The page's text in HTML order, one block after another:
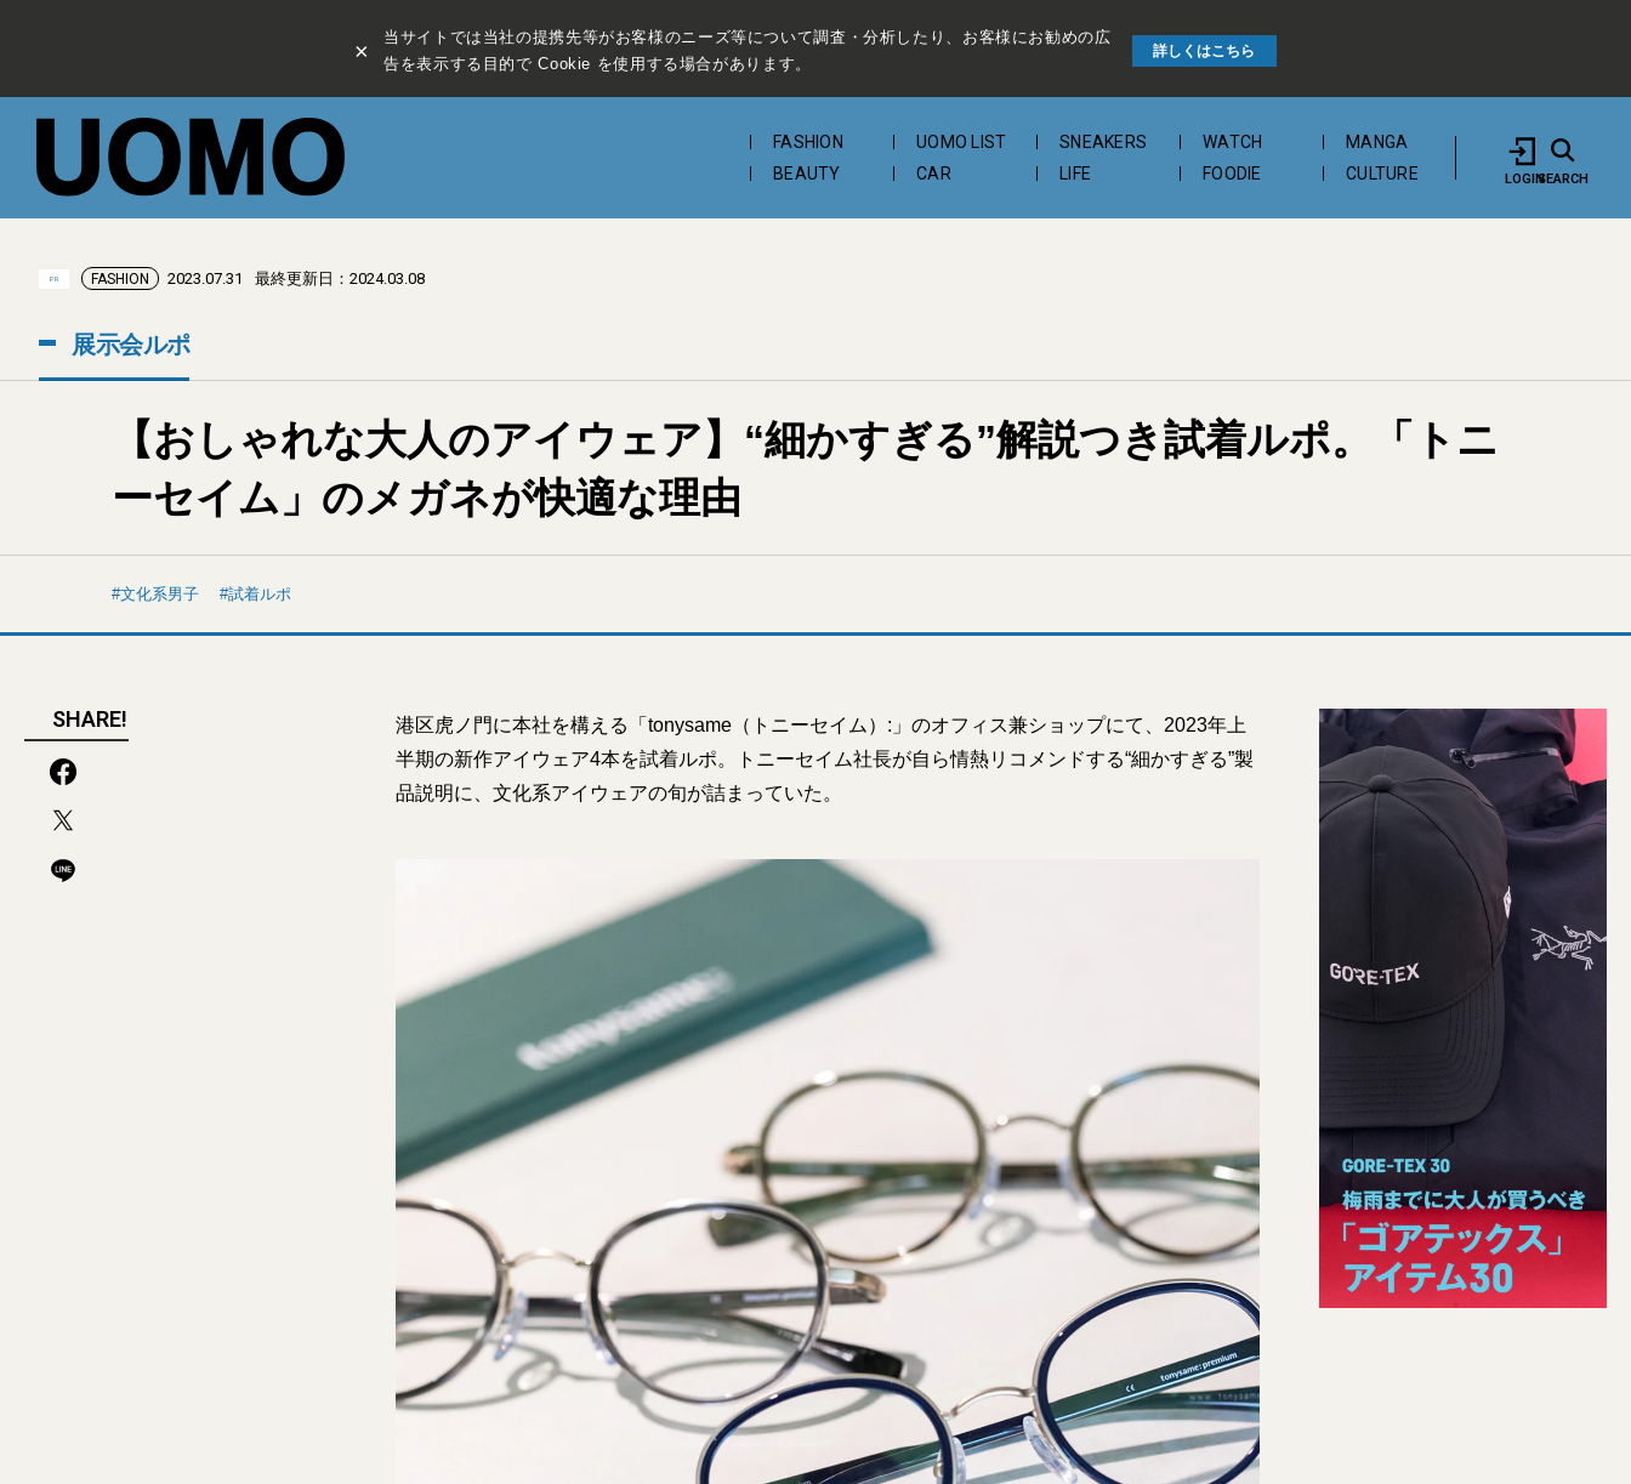
×
当サイトでは当社の提携先等がお客様のニーズ等について調査・分析したり、お客様にお勧めの広
告を表示する目的で Cookie を使用する場合があります。
詳しくはこちら
FASHION UOMO LIST SNEAKERS WATCH
MANGA
BEAUTY
CAR LIFE FOODIE CULTURE LOGINSEARCH
PR FASHION 2023.07.31 最終更新日：2024.03.08
展示会ルポ
【おしゃれな大人のアイウェア】“細かすぎる”解説つき試着ルポ。「トニ
ーセイム」のメガネが快適な理由
文化系男子 試着ルポ
SHARE!
港区虎ノ門に本社を構える「tonysame（トニーセイム）:」のオフィス兼ショップにて、2023年上
半期の新作アイウェア4本を試着ルポ。トニーセイム社長が自ら情熱リコメンドする“細かすぎる”製
品説明に、文化系アイウェアの旬が詰まっていた。